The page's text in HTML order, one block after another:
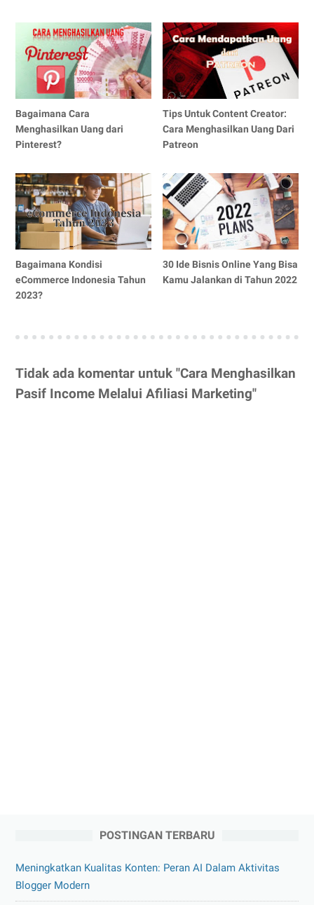
Bagaimana Cara
Menghasilkan Uang dari
Pinterest?
Tips Untuk Content Creator:
Cara Menghasilkan Uang Dari
Patreon
Bagaimana Kondisi
eCommerce Indonesia Tahun
2023?
30 Ide Bisnis Online Yang Bisa
Kamu Jalankan di Tahun 2022
Tidak ada komentar untuk "Cara Menghasilkan
Pasif Income Melalui Afiliasi Marketing"
POSTINGAN TERBARU
Meningkatkan Kualitas Konten: Peran AI Dalam Aktivitas
Blogger Modern